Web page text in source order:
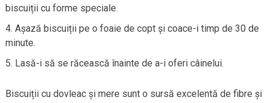
biscuiții cu forme speciale.
Așază biscuiții pe o foaie de copt și coace-i timp de 30 de
minute.
Lasă-i să se răcească înainte de a-i oferi câinelui.
Biscuiții cu dovleac și mere sunt o sursă excelentă de fibre și